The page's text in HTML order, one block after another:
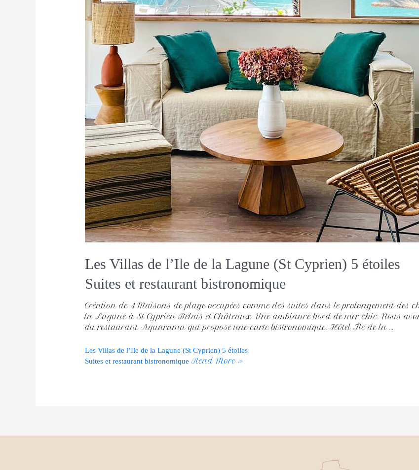
Les Villas de l’Ile de la Lagune (St Cyprien) 5 étoiles
Suites et restaurant bistronomique
Création de 4 Maisons de plage occupées comme des suites dans le prolongement des
la Lagune à St Cyprien Relais et Châteaux. Une ambiance bord de mer chic. Nous
du restaurant Aquarama qui propose une carte bistronomique. Hôtel Île de la …
Les Villas de l’Ile de la Lagune (St Cyprien) 5 étoiles
Suites et restaurant bistronomique Read More »